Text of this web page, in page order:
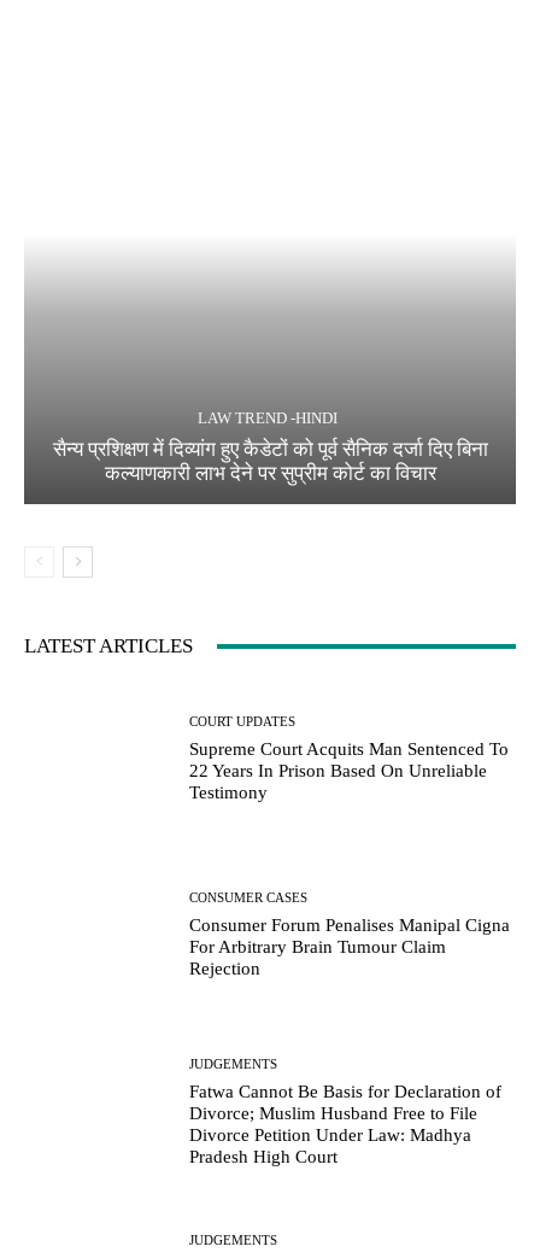
LAW TREND -HINDI
सैन्य प्रशिक्षण में दिव्यांग हुए कैडेटों को पूर्व सैनिक दर्जा दिए बिना
कल्याणकारी लाभ देने पर सुप्रीम कोर्ट का विचार
LATEST ARTICLES
COURT UPDATES
Supreme Court Acquits Man Sentenced To
22 Years In Prison Based On Unreliable
Testimony
CONSUMER CASES
Consumer Forum Penalises Manipal Cigna
For Arbitrary Brain Tumour Claim
Rejection
JUDGEMENTS
Fatwa Cannot Be Basis for Declaration of
Divorce; Muslim Husband Free to File
Divorce Petition Under Law: Madhya
Pradesh High Court
JUDGEMENTS